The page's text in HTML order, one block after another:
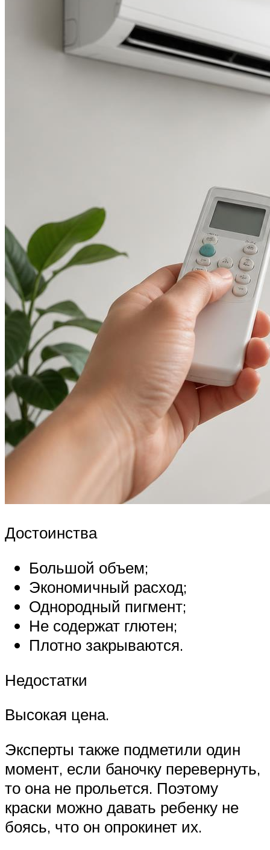
Достоинства
Большой объем;
Экономичный расход;
Однородный пигмент;
Не содержат глютен;
Плотно закрываются.
Недостатки
Высокая цена.
Эксперты также подметили один
момент, если баночку перевернуть,
то она не прольется. Поэтому
краски можно давать ребенку не
боясь, что он опрокинет их.